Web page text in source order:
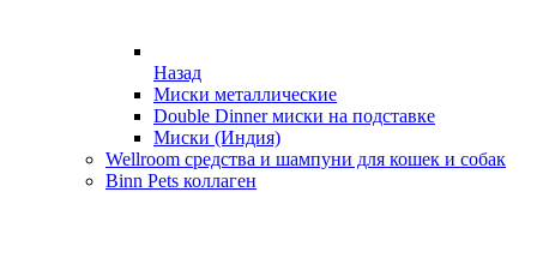
Назад
Миски металлические
Double Dinner миски на подставке
Миски (Индия)
Wellroom средства и шампуни для кошек и собак
Binn Pets коллаген